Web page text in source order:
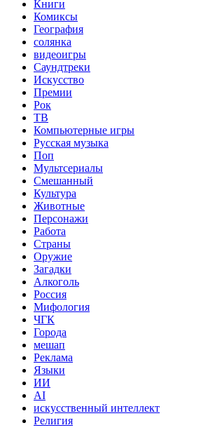
Книги
Комиксы
География
солянка
видеоигры
Саундтреки
Искусство
Премии
Рок
ТВ
Компьютерные игры
Русская музыка
Поп
Мультсериалы
Смешанный
Культура
Животные
Персонажи
Работа
Страны
Оружие
Загадки
Алкоголь
Россия
Мифология
ЧГК
Города
мешап
Реклама
Языки
ИИ
AI
искусственный интеллект
Религия